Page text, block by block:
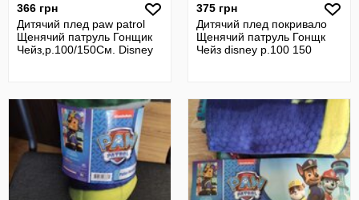
366 грн
Дитячий плед paw patrol
Щенячий патруль Гонщик
Чейз,р.100/150См. Disney
375 грн
Дитячий плед покривало
Щенячий патруль Гонщк
Чейз disney р.100 150